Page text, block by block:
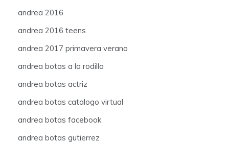
andrea 2016
andrea 2016 teens
andrea 2017 primavera verano
andrea botas a la rodilla
andrea botas actriz
andrea botas catalogo virtual
andrea botas facebook
andrea botas gutierrez